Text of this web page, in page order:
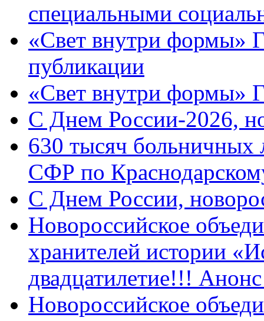
специальными
«Свет внутри формы»
публикации
«Свет внутри формы»
C Днем России-2026,
630 тысяч больничных
СФР по
C Днем России,
Новороссийское
хранителей истории
двадцатилетие!!!
Новороссийское